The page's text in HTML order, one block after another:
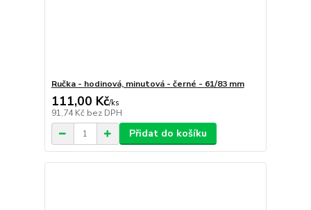
Ručka - hodinová, minutová - černé - 61/83 mm
111,00 Kč/ks
91,74 Kč bez DPH
Přidat do košíku